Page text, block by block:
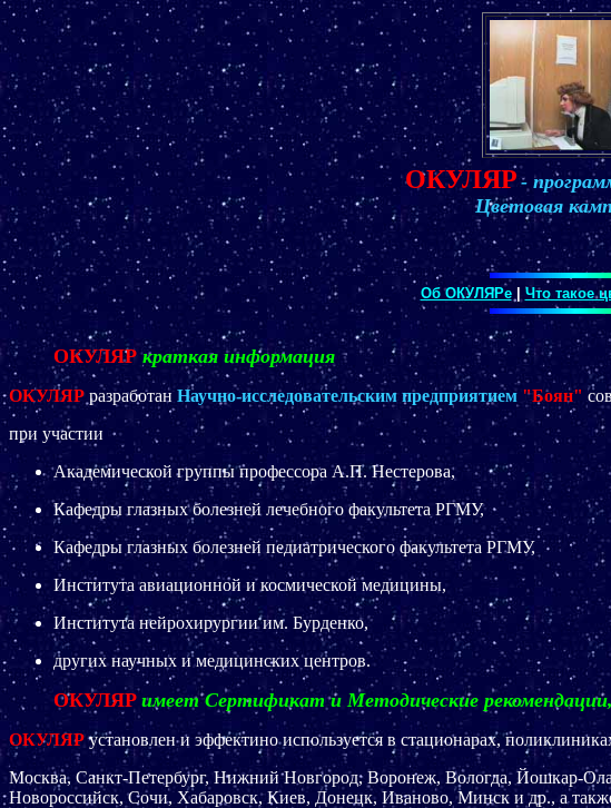
ОКУЛЯР -
Цветовая
Об ОКУЛЯРе| Что такое
ОКУЛЯР краткая информация
ОКУЛЯР разработан Научно-исследовательским предприятием "Боян"
при участии
Академической группы профессора А.П. Нестерова,
Кафедры глазных болезней лечебного факультета РГМУ,
Кафедры глазных болезней педиатрического факультета РГМУ,
Института авиационной и космической медицины,
Института нейрохирургии им. Бурденко,
других научных и медицинских центров.
ОКУЛЯР имеет Сертификат и Методические
ОКУЛЯРустановлен и эффектино используется в стационарах,
Москва, Санкт-Петербург, Нижний Новгород, Воронеж, Вологда, Йошкар-
Новороссийск, Сочи, Хабаровск, Киев, Донецк, Иваново, Минск и др., а